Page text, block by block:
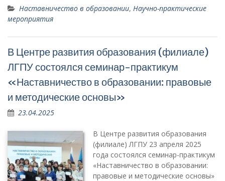
Наставничество в образовании, Научно-практические
мероприятия
В Центре развития образования (филиале)
ЛГПУ состоялся семинар-практикум
«Наставничество в образовании: правовые
и методические основы»
23.04.2025
В Центре развития образования
(филиале) ЛГПУ 23 апреля 2025
года состоялся семинар-практикум
«Наставничество в образовании:
правовые и методические основы»